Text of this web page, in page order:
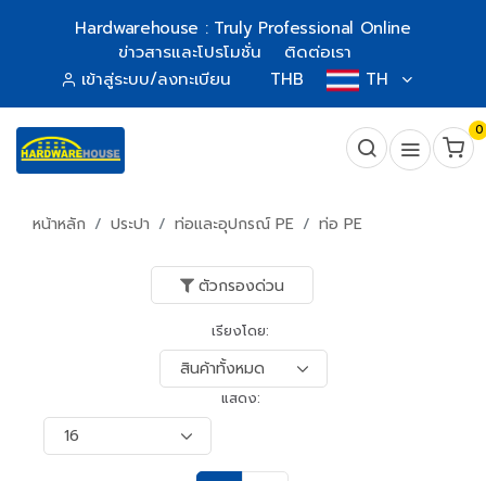
Hardwarehouse : Truly Professional Online
ข่าวสารและโปรโมชั่น
ติดต่อเรา
เข้าสู่ระบบ/ลงทะเบียน
THB TH
0
หน้าหลัก ประปา ท่อและอุปกรณ์ PE ท่อ PE
ตัวกรองด่วน
เรียงโดย:
แสดง: